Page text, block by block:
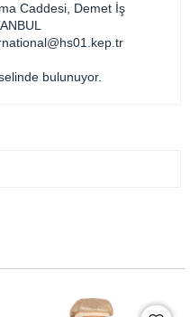
Caddesi, Demet İş
bulunuyor.